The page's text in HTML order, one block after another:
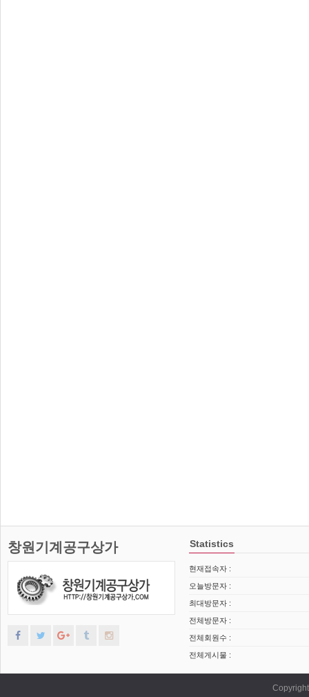
창원기계공구상가 Statistics
현재접속자 :
오늘방문자 :
최대방문자 :
전체방문자 :
전체회원수 :
전체게시물 :